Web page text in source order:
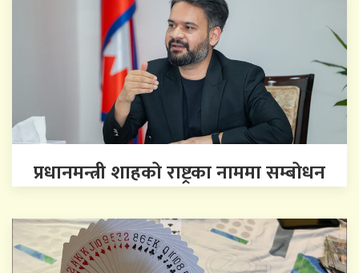
प्रधानमन्त्री शाहको राष्ट्रका नाममा सम्बोधन